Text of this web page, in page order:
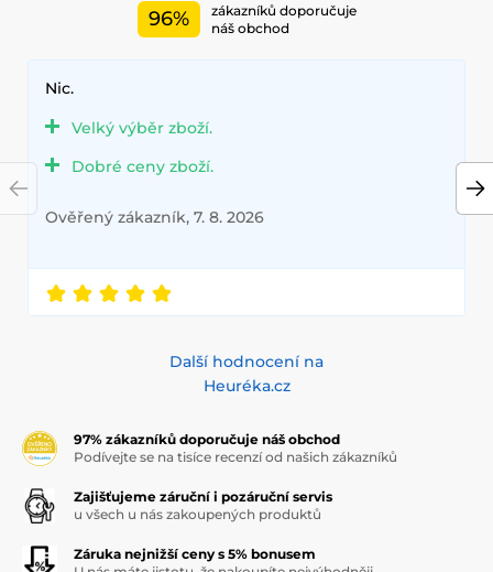
96%
zákazníků doporučuje
náš obchod
Nic.
Velký výběr zboží.
Dobré ceny zboží.
Ověřený zákazník, 7. 8. 2026
Další hodnocení na
Heuréka.cz
97% zákazníků doporučuje náš obchod
Podívejte se na tisíce recenzí od našich zákazníků
Zajišťujeme záruční i pozáruční servis
u všech u nás zakoupených produktů
Záruka nejnižší ceny s 5% bonusem